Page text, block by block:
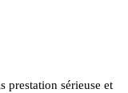
prestation sérieuse et